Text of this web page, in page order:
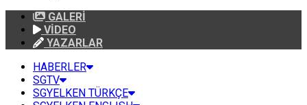
GALERİ
VİDEO
YAZARLAR
HABERLER
SGTV
SGYELKEN TÜRKÇE